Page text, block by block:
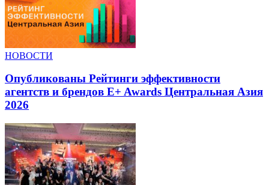
НОВОСТИ
Опубликованы Рейтинги эффективности
агентств и брендов E+ Awards Центральная Азия
2026